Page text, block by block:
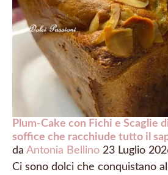
Plum-Cake con Fichi e Scaglie
soffice che racchiude tutto il
da Antonia Bellino 23 Luglio
Ci sono dolci che conquistano